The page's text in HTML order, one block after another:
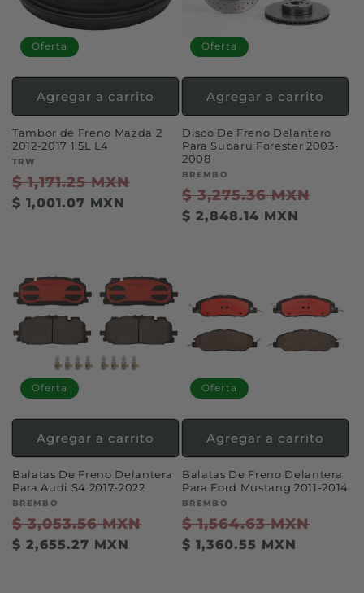
Oferta
Tambor de Freno Mazda 2
2012-2017 1.5L L4
Proveedor:
TRW
Precio
habitual
$ 1,171.25 MXN
Precio
oferta
$ 1,001.07 MXN
Agregar a carrito
Oferta
Disco De Freno Delantero
Para Subaru Forester 2003-
2008
Proveedor:
BREMBO
Precio
habitual
$ 3,275.36 MXN
$ 2,848.14 MXN
Agregar a carrito
Oferta
Balatas De Freno Delantera
Para Audi S4 2017-2022
Proveedor:
BREMBO
Precio
habitual
$ 3,053.56 MXN
Precio
$ 2,655.27 MXN
Agregar a carrito
Oferta
Balatas De Freno Delantera
Para Ford Mustang 2011-2014
Proveedor:
BREMBO
Precio
habitual
$ 1,564.63 MXN
$ 1,360.55 MXN
Agregar a carrito